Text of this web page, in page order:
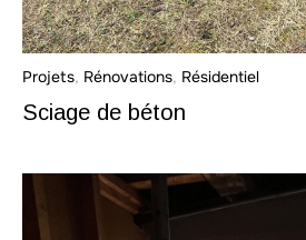
Projets, Rénovations, Résidentiel
Sciage de béton